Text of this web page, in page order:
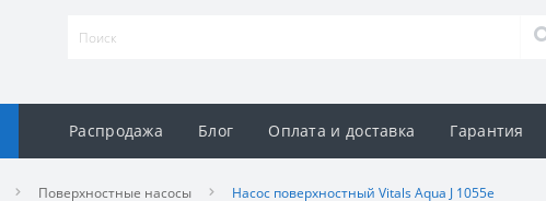
Распродажа Блог Оплата и доставка Гарантия
Поверхностные насосы Насос поверхностный Vitals Аqua J 1055e